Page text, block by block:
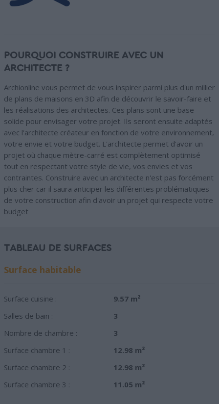
POURQUOI CONSTRUIRE AVEC UN
ARCHITECTE ?
Archionline vous permet de vous inspirer parmi plus d'un millier
de plans de maisons en 3D afin de découvrir le savoir-faire et
les réalisations des architectes. Ces plans sont une base
solide pour envisager votre projet. Ils seront ensuite adaptés
avec l'architecte créateur en fonction de votre environnement,
votre envie et votre budget. L'architecte permet d'avoir un
projet où chaque mètre-carré est complètement optimisé
tout en respectant votre style de vie, vos envies et vos
contraintes. Construire avec un architecte n'est pas forcément
plus cher car il saura anticiper les différentes problématiques
de votre construction afin d'avoir un projet qui respecte votre
budget
TABLEAU DE SURFACES
Surface habitable
Surface cuisine :
9.57 m²
Salles de bain :
3
Nombre de chambre :
3
Surface chambre 1 :
12.98 m²
Surface chambre 2 :
12.98 m²
Surface chambre 3 :
11.05 m²